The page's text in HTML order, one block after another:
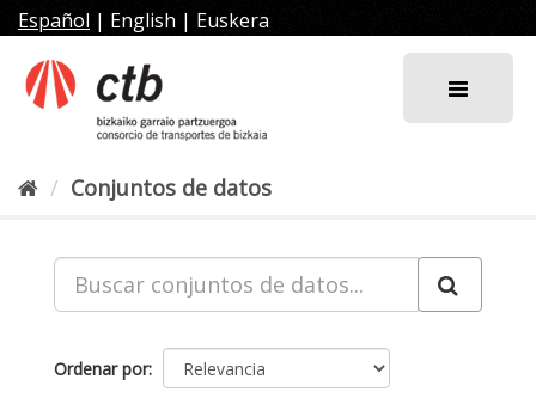
al
contenido
Español | English | Euskera
Conjuntos de datos
Ordenar por